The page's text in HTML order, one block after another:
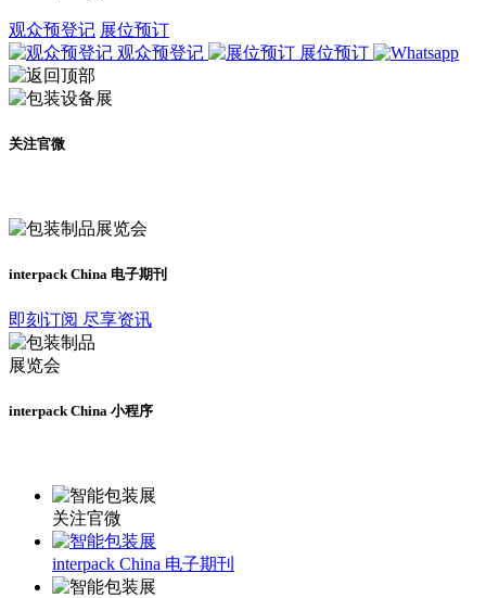
观众预登记 展位预订
观众预登记
展位预订
关注官微
interpack China 电子期刊
即刻订阅 尽享资讯
interpack China 小程序
关注官微
interpack China 电子期刊